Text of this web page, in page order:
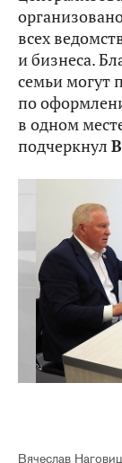
всех
и бизнеса.
семьи могут
по
в одном
подчеркнул
Вячеслав